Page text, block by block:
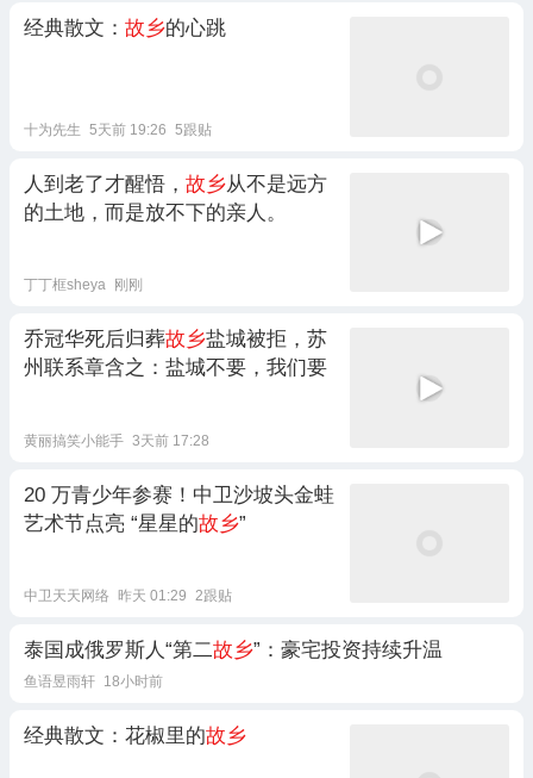
经典散文： 故乡的心跳
十为先生 5天前 19:26 5跟贴
人到老了才醒悟， 故乡从不是远方
的土地，而是放不下的亲人。
丁丁框sheya 刚刚
乔冠华死后归葬故乡盐城被拒，苏
州联系章含之：盐城不要，我们要
黄丽搞笑小能手 3天前 17:28
20 万青少年参赛！中卫沙坡头金蛙
艺术节点亮 “星星的故乡”
中卫天天网络 昨天 01:29 2跟贴
泰国成俄罗斯人“第二故乡”：豪宅投资持续升温
鱼语昱雨轩 18小时前
经典散文：花椒里的故乡